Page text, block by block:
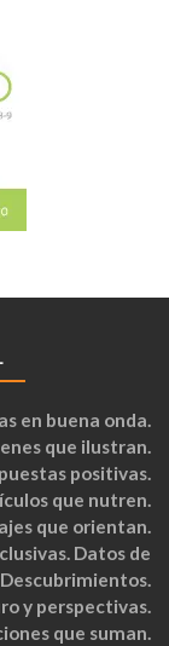
en buena onda.
que ilustran.
positivas.
que nutren.
que orientan.
Datos de
y perspectivas.
que suman.